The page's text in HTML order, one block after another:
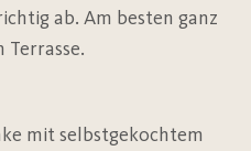
ab. Am besten ganz
mit selbstgekochtem